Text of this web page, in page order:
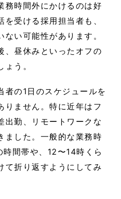
務時間外にかけるのは好
受ける採用担当者も、
い可能性があります。
、昼休みといったオフの
う。
者の1日のスケジュールを
りません。特に近年はフ
出勤、リモートワークな
ました。一般的な業務時
間帯や、12〜14時くら
て折り返すようにしてみ